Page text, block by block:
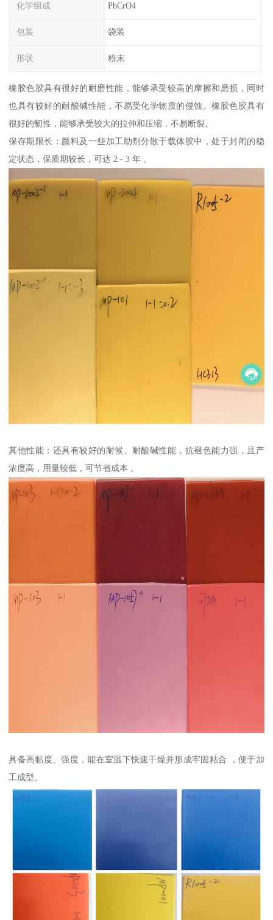
化学组成 PbCrO4
包装 袋装
形状 粉末
橡胶色胶具有很好的耐磨性能，能够承受较高的摩擦和磨损，同时
也具有较好的耐酸碱性能，不易受化学物质的侵蚀。橡胶色胶具有
很好的韧性，能够承受较大的拉伸和压缩，不易断裂。
保存期限长：颜料及一些加工助剂分散于载体胶中，处于封闭的稳
定状态，保质期较长，可达 2 - 3 年 。
其他性能：还具有较好的耐候、耐酸碱性能，抗褪色能力强，且产
浓度高，用量较低，可节省成本 。
具备高黏度、强度，能在室温下快速干燥并形成牢固粘合 ，便于加
工成型。